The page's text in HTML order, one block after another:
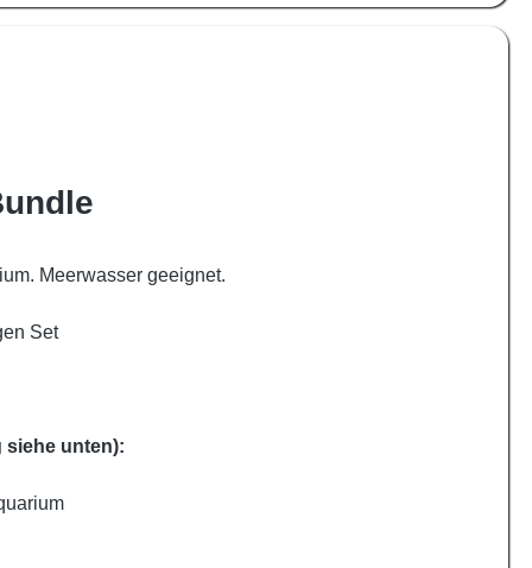
Meerwasser geeignet.
Set
siehe unten):